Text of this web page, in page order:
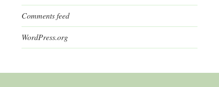
Comments feed
WordPress.org